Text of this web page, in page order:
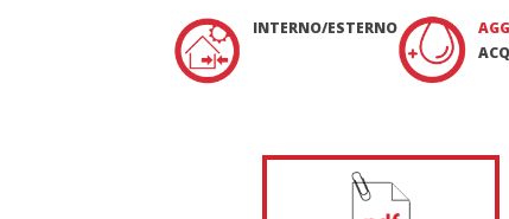
INTERNO/ESTERNO